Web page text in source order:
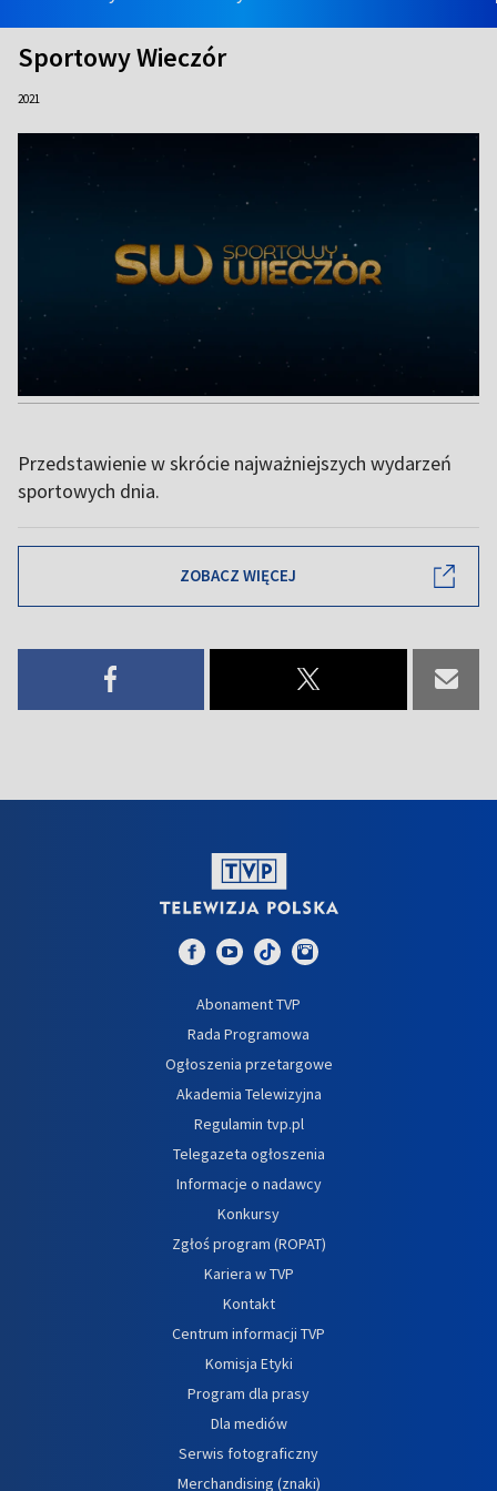
Sportowy Wieczór
2021
Przedstawienie w skrócie najważniejszych wydarzeń
sportowych dnia.
ZOBACZ WIĘCEJ
Abonament TVP
Rada Programowa
Ogłoszenia przetargowe
Akademia Telewizyjna
Regulamin tvp.pl
Telegazeta ogłoszenia
Informacje o nadawcy
Konkursy
Zgłoś program (ROPAT)
Kariera w TVP
Kontakt
Centrum informacji TVP
Komisja Etyki
Program dla prasy
Dla mediów
Serwis fotograficzny
Merchandising (znaki)